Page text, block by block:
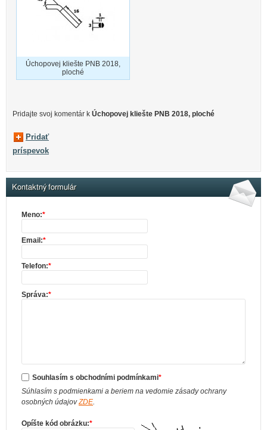
Úchopovej kliešte PNB 2018,
ploché
Pridajte svoj ​​komentár k Úchopovej kliešte PNB 2018, ploché
Pridať
príspevok
Kontaktný formulár
Meno:*
Email:*
Telefon:*
Správa:*
Souhlasím s obchodními podmínkami*
Súhlasím s podmienkami a beriem na vedomie zásady ochrany
osobných údajovZDE.
Opíšte kód obrázku:*